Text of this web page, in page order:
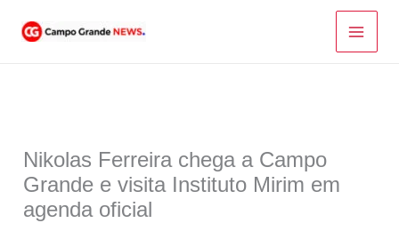
para
Nikolas Ferreira chega a Campo
Grande e visita Instituto Mirim em
agenda oficial